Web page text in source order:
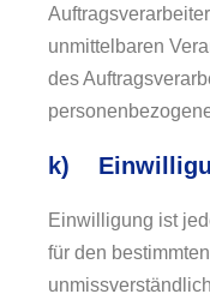
unmittelbaren
des
k)
Einwilligung ist
für den